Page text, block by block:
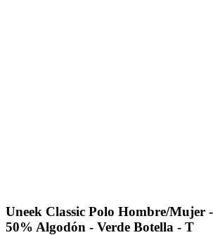
Uneek Classic Polo Hombre/Mujer
50% Algodón - Verde Botella - T